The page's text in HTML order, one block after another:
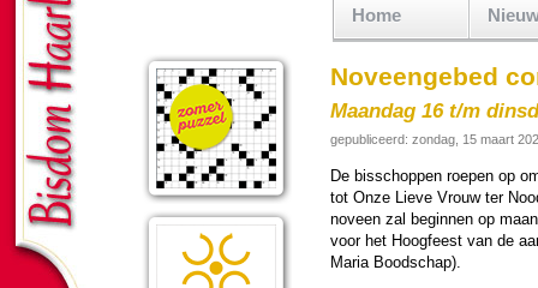
Home
Noveengebed
Maandag 16 t/m
gepubliceerd: zondag, 15 maart
De bis­schop­pen roepen op
tot Onze Lieve Vrouw ter
noveen zal beginnen op
voor het Hoog­feest van de
Maria Bood­schap).